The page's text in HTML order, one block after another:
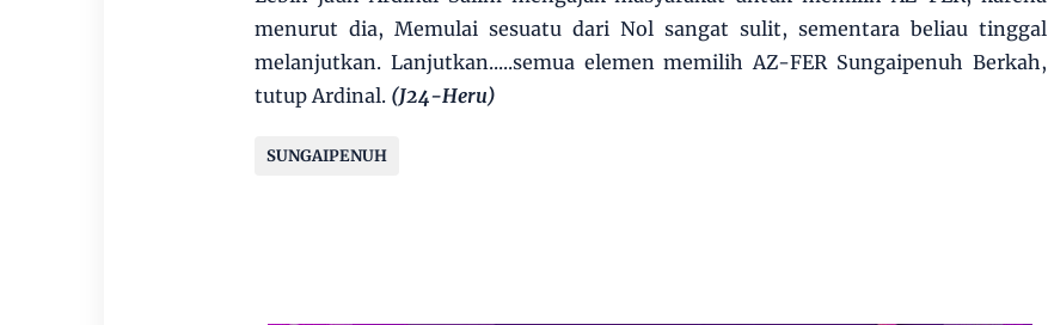
menurut dia, Memulai sesuatu dari Nol sangat sulit, sementara beliau tinggal
melanjutkan. Lanjutkan.....semua elemen memilih AZ-FER Sungaipenuh Berkah,
tutup Ardinal. (J24-Heru)
SUNGAIPENUH